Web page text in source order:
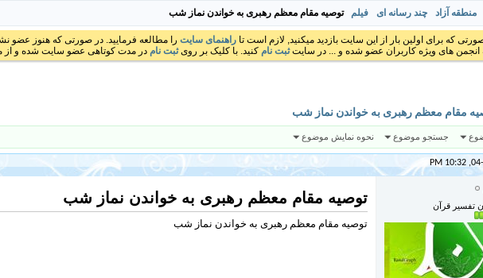
منطقه آزاد چند رسانه ای فیلم توصیه مقام معظم رهبری به خواندن نماز شب
که برای اولین بار از این سایت بازدید میکنید, لازم است تا راهنمای سایت را مطالعه فرمایید. در صورتی که هنوز عضو
های ویژه کاربران عضو شده و ... در سایتثبت نام کنید. با کلیک بر رویثبت نام در مدت کوتاهی عضو سایت شده و از
مقام معظم رهبری به خواندن نماز شب
جستجو موضوع نحوه نمایش موضوع
10:32 PM
تفسیر قرآن توصیه مقام معظم رهبری به خواندن نماز شب
توصیه مقام معظم رهبری به خواندن نماز شب